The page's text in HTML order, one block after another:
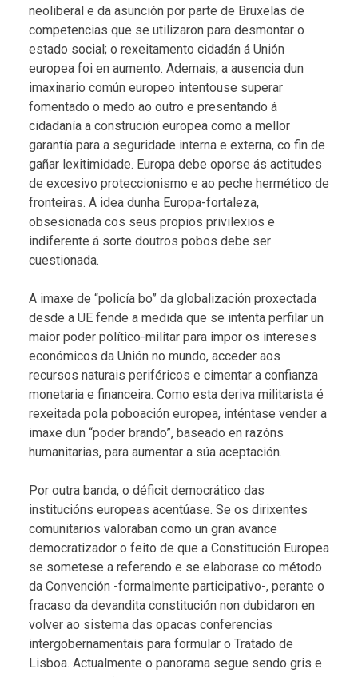
neoliberal e da asunción por parte de Bruxelas de
competencias que se utilizaron para desmontar o
estado social; o rexeitamento cidadán á Unión
europea foi en aumento. Ademais, a ausencia dun
imaxinario común europeo intentouse superar
fomentado o medo ao outro e presentando á
cidadanía a construción europea como a mellor
garantía para a seguridade interna e externa, co fin de
gañar lexitimidade. Europa debe oporse ás actitudes
de excesivo proteccionismo e ao peche hermético de
fronteiras. A idea dunha Europa-fortaleza,
obsesionada cos seus propios privilexios e
indiferente á sorte doutros pobos debe ser
cuestionada.
A imaxe de “policía bo” da globalización proxectada
desde a UE fende a medida que se intenta perfilar un
maior poder político-militar para impor os intereses
económicos da Unión no mundo, acceder aos
recursos naturais periféricos e cimentar a confianza
monetaria e financeira. Como esta deriva militarista é
rexeitada pola poboación europea, inténtase vender a
imaxe dun “poder brando”, baseado en razóns
humanitarias, para aumentar a súa aceptación.
Por outra banda, o déficit democrático das
institucións europeas acentúase. Se os dirixentes
comunitarios valoraban como un gran avance
democratizador o feito de que a Constitución Europea
se sometese a referendo e se elaborase co método
da Convención -formalmente participativo-, perante o
fracaso da devandita constitución non dubidaron en
volver ao sistema das opacas conferencias
intergobernamentais para formular o Tratado de
Lisboa. Actualmente o panorama segue sendo gris e